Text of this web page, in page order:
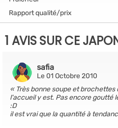
Rapport qualité/prix
1 AVIS SUR CE
safia
Le 01 Octobre 2010
Très bonne soupe et
l'accueil y est. Pas encore goutté
:D
il est vrai que la quantité à